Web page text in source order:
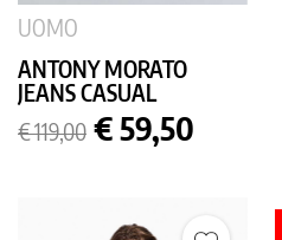
UOMO
ANTONY MORATO
JEANS CASUAL
Prezzo
base
€ 119,00 Prezzo
€ 59,50